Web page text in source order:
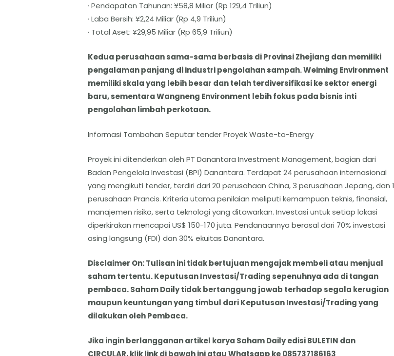
· Pendapatan Tahunan: ¥58,8 Miliar (Rp 129,4 Triliun)
· Laba Bersih: ¥2,24 Miliar (Rp 4,9 Triliun)
· Total Aset: ¥29,95 Miliar (Rp 65,9 Triliun)
Kedua perusahaan sama-sama berbasis di Provinsi Zhejiang dan memiliki
pengalaman panjang di industri pengolahan sampah. Weiming Environment
memiliki skala yang lebih besar dan telah terdiversifikasi ke sektor energi
baru, sementara Wangneng Environment lebih fokus pada bisnis inti
pengolahan limbah perkotaan.
Informasi Tambahan Seputar tender Proyek Waste-to-Energy
Proyek ini ditenderkan oleh PT Danantara Investment Management, bagian dari
Badan Pengelola Investasi (BPI) Danantara. Terdapat 24 perusahaan internasional
yang mengikuti tender, terdiri dari 20 perusahaan China, 3 perusahaan Jepang, dan 1
perusahaan Prancis. Kriteria utama penilaian meliputi kemampuan teknis, finansial,
manajemen risiko, serta teknologi yang ditawarkan. Investasi untuk setiap lokasi
diperkirakan mencapai US$ 150-170 juta. Pendanaannya berasal dari 70% investasi
asing langsung (FDI) dan 30% ekuitas Danantara.
Disclaimer On: Tulisan ini tidak bertujuan mengajak membeli atau menjual
saham tertentu. Keputusan Investasi/Trading sepenuhnya ada di tangan
pembaca. Saham Daily tidak bertanggung jawab terhadap segala kerugian
maupun keuntungan yang timbul dari Keputusan Investasi/Trading yang
dilakukan oleh Pembaca.
Jika ingin berlangganan artikel karya Saham Daily edisi BULETIN dan
CIRCULAR, klik link di bawah ini atau Whatsapp ke 085737186163